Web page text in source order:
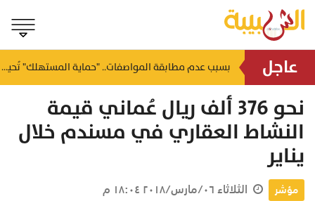
عاجل جلالة السُّلطان المعظم يهنئ رئيس جمهورية كوت ديفوار منذ ٢٢ ساعة بسبب عدم مطابقة المواصفات.. "حماية المستهلك" تُحيل محطة وقود بالداخلية للإجراءات القانونية
نحو 376 ألف ريال عُماني قيمة
النشاط العقاري في مسندم خلال
يناير
مؤشر الثلاثاء ٠٦/مارس/٢٠١٨ ١٨:٠٤ م